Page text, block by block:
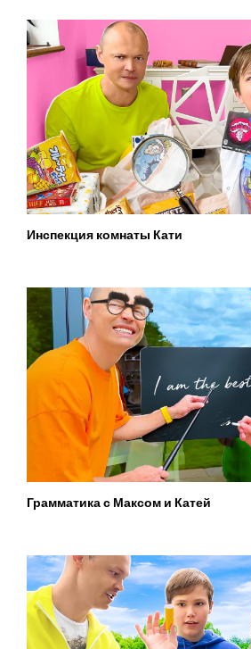
Инспекция комнаты Кати
Грамматика с Максом и Катей